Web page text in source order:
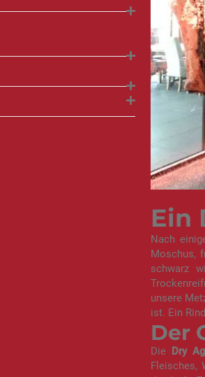
Ein
Nach
Moschus,
schwarz
unsere
ist. Ein
Der
Die Dry
Fleisches,